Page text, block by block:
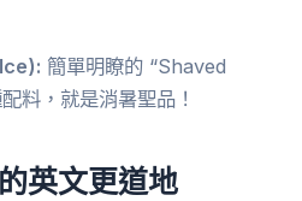
簡單明瞭的 “Shaved
料，就是消暑聖品！
英文更道地